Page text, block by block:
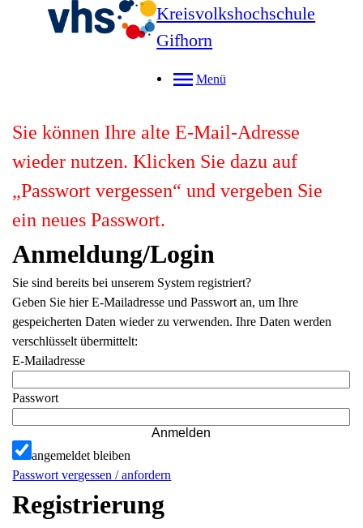
Kreisvolkshochschule
Gifhorn
Menü
Anmeldung/Login
Sie sind bereits bei unserem System registriert?
Geben Sie hier E-Mailadresse und Passwort an, um Ihre
gespeicherten Daten wieder zu verwenden. Ihre Daten werden
verschlüsselt übermittelt:
E-Mailadresse
Passwort
Anmelden
angemeldet bleiben
Passwort vergessen / anfordern
Registrierung